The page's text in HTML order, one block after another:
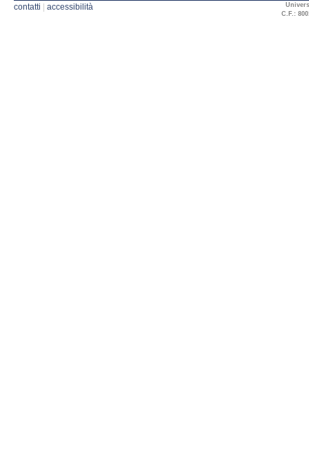
contatti accessibilità
C.F.: